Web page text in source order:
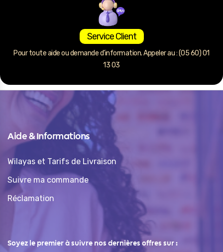
Service Client
Pour toute aide ou demande d’information. Appeler au : (05 60) 01
13 03
Aide & Informations
Wilayas et Tarifs de Livraison
Suivre ma commande
Réclamation
Soyez le premier à suivre nos dernières offres sur :